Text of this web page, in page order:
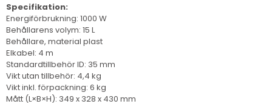
Specifikation:
Energiförbrukning: 1000 W
Behållarens volym: 15 L
Behållare, material plast
Elkabel: 4 m
Standardtillbehör ID: 35 mm
Vikt utan tillbehör: 4,4 kg
Vikt inkl. förpackning: 6 kg
Mått (L×B×H): 349 x 328 x 430 mm